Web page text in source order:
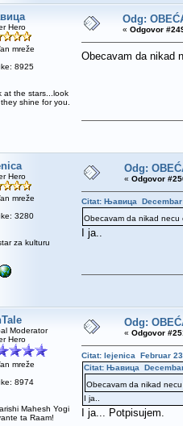
Hero
mreže
8925
at the stars...look
shine for you.
Odg:
« Odgovor
Obecavam da nikad
Hero
mreže
3280
za kulturu
Odg:
« Odgovor
Citat: Њавица Decembar
Obecavam da nikad
I ja..
Moderator
Hero
mreže
8974
Mahesh Yogi
ta Raam!
Odg:
« Odgovor
Citat: lejenica Februar
Citat: Њавица
Obecavam da nikad
I ja..
I ja... Potpisujem.